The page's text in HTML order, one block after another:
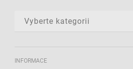
INFORMACE